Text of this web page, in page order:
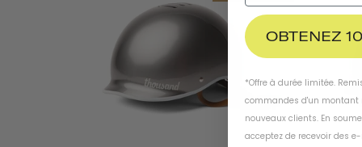
OBTENEZ
*Offre à durée limitée.
commandes d'un montant
nouveaux clients. En
acceptez de recevoir des